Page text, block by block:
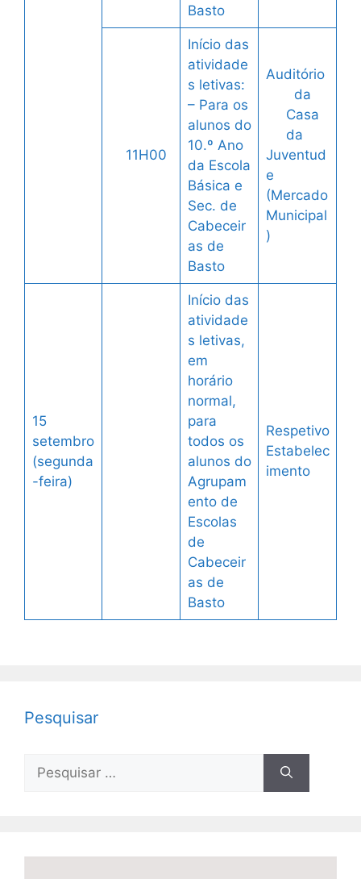
Basto
11H00
Início das
atividade
s letivas:
– Para os
alunos do
10.º Ano
da Escola
Básica e
Sec. de
Cabeceir
as de
Basto
Auditório
da
Casa
da
Juventud
e
(Mercado
Municipal
)
15
setembro
(segunda
-feira)
Início das
atividade
s letivas,
em
horário
normal,
para
todos os
alunos do
Agrupam
ento de
Escolas
de
Cabeceir
as de
Basto
Respetivo
Estabelec
imento
Pesquisar
por: